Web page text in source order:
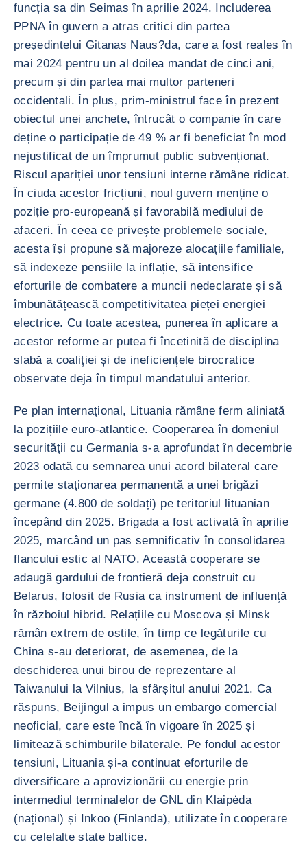
funcția sa din Seimas în aprilie 2024. Includerea
PPNA în guvern a atras critici din partea
președintelui Gitanas Naus?da, care a fost reales în
mai 2024 pentru un al doilea mandat de cinci ani,
precum și din partea mai multor parteneri
occidentali. În plus, prim-ministrul face în prezent
obiectul unei anchete, întrucât o companie în care
deține o participație de 49 % ar fi beneficiat în mod
nejustificat de un împrumut public subvenționat.
Riscul apariției unor tensiuni interne rămâne ridicat.
În ciuda acestor fricțiuni, noul guvern menține o
poziție pro-europeană și favorabilă mediului de
afaceri. În ceea ce privește problemele sociale,
acesta își propune să majoreze alocațiile familiale,
să indexeze pensiile la inflație, să intensifice
eforturile de combatere a muncii nedeclarate și să
îmbunătățească competitivitatea pieței energiei
electrice. Cu toate acestea, punerea în aplicare a
acestor reforme ar putea fi încetinită de disciplina
slabă a coaliției și de ineficiențele birocratice
observate deja în timpul mandatului anterior.
Pe plan internațional, Lituania rămâne ferm aliniată
la pozițiile euro-atlantice. Cooperarea în domeniul
securității cu Germania s-a aprofundat în decembrie
2023 odată cu semnarea unui acord bilateral care
permite staționarea permanentă a unei brigăzi
germane (4.800 de soldați) pe teritoriul lituanian
începând din 2025. Brigada a fost activată în aprilie
2025, marcând un pas semnificativ în consolidarea
flancului estic al NATO. Această cooperare se
adaugă gardului de frontieră deja construit cu
Belarus, folosit de Rusia ca instrument de influență
în războiul hibrid. Relațiile cu Moscova și Minsk
rămân extrem de ostile, în timp ce legăturile cu
China s-au deteriorat, de asemenea, de la
deschiderea unui birou de reprezentare al
Taiwanului la Vilnius, la sfârșitul anului 2021. Ca
răspuns, Beijingul a impus un embargo comercial
neoficial, care este încă în vigoare în 2025 și
limitează schimburile bilaterale. Pe fondul acestor
tensiuni, Lituania și-a continuat eforturile de
diversificare a aprovizionării cu energie prin
intermediul terminalelor de GNL din Klaipėda
(național) și Inkoo (Finlanda), utilizate în cooperare
cu celelalte state baltice.